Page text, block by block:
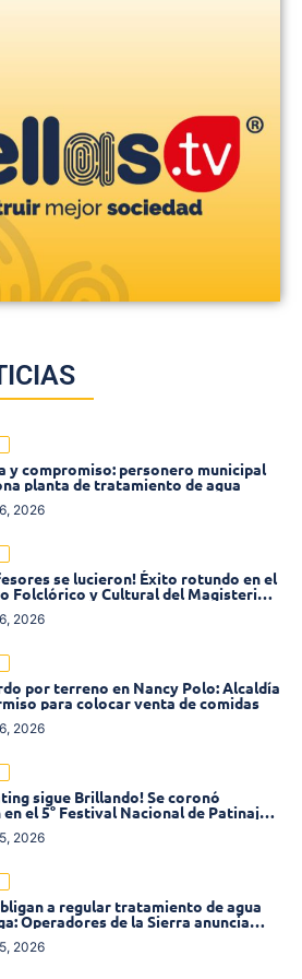
y compromiso: personero municipal
planta de tratamiento de agua
2026
se lucieron! Éxito rotundo en el
Folclórico y Cultural del Magisterio
2026
por terreno en Nancy Polo: Alcaldía
para colocar venta de comidas
2026
sigue Brillando! Se coronó
en el 5° Festival Nacional de Patinaje
Ruedas»
2026
a regular tratamiento de agua
Operadores de la Sierra anuncia
en varios sectores
2026